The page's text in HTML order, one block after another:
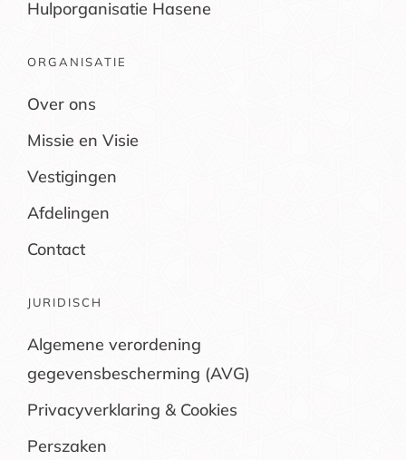
Hulporganisatie Hasene
ORGANISATIE
Over ons
Missie en Visie
Vestigingen
Afdelingen
Contact
JURIDISCH
Algemene verordening
gegevensbescherming (AVG)
Privacyverklaring & Cookies
Perszaken